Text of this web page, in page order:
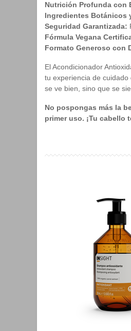
Nutrición Profunda con
Ingredientes Botánicos
Seguridad Garantizada:
Fórmula Vegana
Formato Generoso con
El Acondicionador
tu experiencia de
se ve bien, sino que se
No pospongas más la
primer uso. ¡Tu cabello